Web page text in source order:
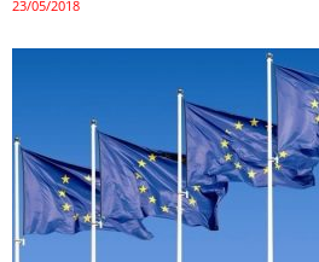
23/05/2018